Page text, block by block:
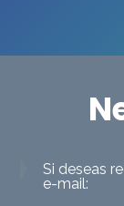
Si deseas
e-mail: